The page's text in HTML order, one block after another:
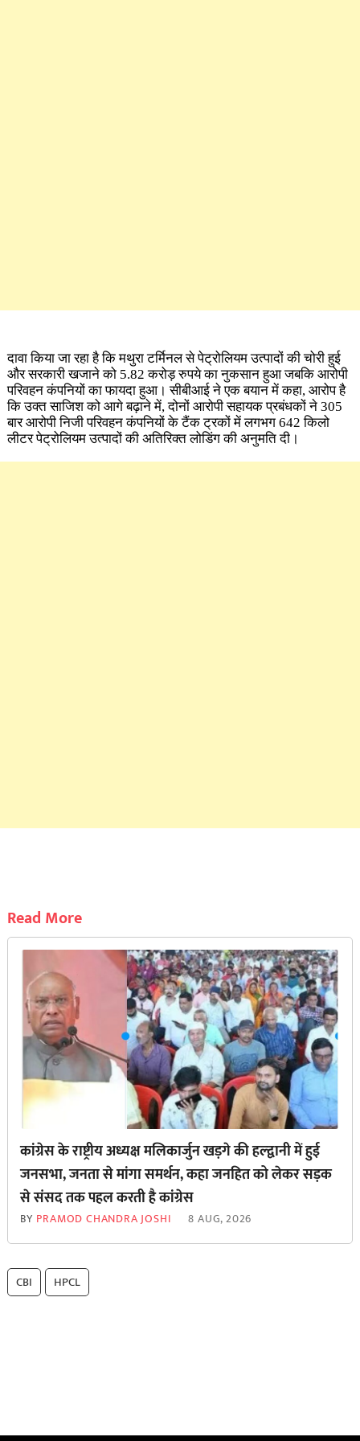
दावा किया जा रहा है कि मथुरा टर्मिनल से पेट्रोलियम उत्पादों की चोरी हुई
और सरकारी खजाने को 5.82 करोड़ रुपये का नुकसान हुआ जबकि आरोपी
परिवहन कंपनियों का फायदा हुआ। सीबीआई ने एक बयान में कहा, आरोप है
कि उक्त साजिश को आगे बढ़ाने में, दोनों आरोपी सहायक प्रबंधकों ने 305
बार आरोपी निजी परिवहन कंपनियों के टैंक ट्रकों में लगभग 642 किलो
लीटर पेट्रोलियम उत्पादों की अतिरिक्त लोडिंग की अनुमति दी।
Read More
कांग्रेस के राष्ट्रीय अध्यक्ष मलिकार्जुन खड़गे की हल्द्वानी में हुई
जनसभा, जनता से मांगा समर्थन, कहा जनहित को लेकर सड़क
से ‌संसद तक पहल करती है कांग्रेस
BY PRAMOD CHANDRA JOSHI 8 AUG, 2026
CBI HPCL